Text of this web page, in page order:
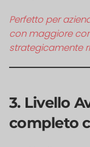
Perfetto per
con maggiore
strategicamente
3. Livello
completo